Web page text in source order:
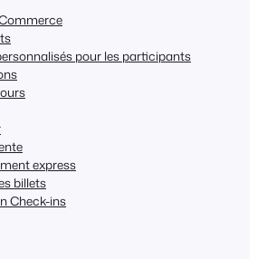
pour les participants
express
billets
Check-ins